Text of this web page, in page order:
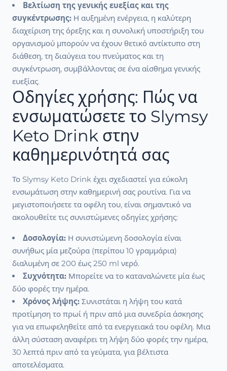
Βελτίωση της γενικής ευεξίας και της
συγκέντρωσης: Η αυξημένη ενέργεια, η καλύτερη
διαχείριση της όρεξης και η συνολική υποστήριξη του
οργανισμού μπορούν να έχουν θετικό αντίκτυπο στη
διάθεση, τη διαύγεια του πνεύματος και τη
συγκέντρωση, συμβάλλοντας σε ένα αίσθημα γενικής
ευεξίας.
Οδηγίες χρήσης: Πώς να
ενσωματώσετε το Slymsy
Keto Drink στην
καθημερινότητά σας
Το Slymsy Keto Drink έχει σχεδιαστεί για εύκολη
ενσωμάτωση στην καθημερινή σας ρουτίνα. Για να
μεγιστοποιήσετε τα οφέλη του, είναι σημαντικό να
ακολουθείτε τις συνιστώμενες οδηγίες χρήσης:
Δοσολογία: Η συνιστώμενη δοσολογία είναι
συνήθως μία μεζούρα (περίπου 10 γραμμάρια)
διαλυμένη σε 200 έως 250 ml νερό.
Συχνότητα: Μπορείτε να το καταναλώνετε μία έως
δύο φορές την ημέρα.
Χρόνος λήψης: Συνιστάται η λήψη του κατά
προτίμηση το πρωί ή πριν από μια συνεδρία άσκησης
για να επωφεληθείτε από τα ενεργειακά του οφέλη. Μια
άλλη σύσταση αναφέρει τη λήψη δύο φορές την ημέρα,
30 λεπτά πριν από τα γεύματα, για βέλτιστα
αποτελέσματα.